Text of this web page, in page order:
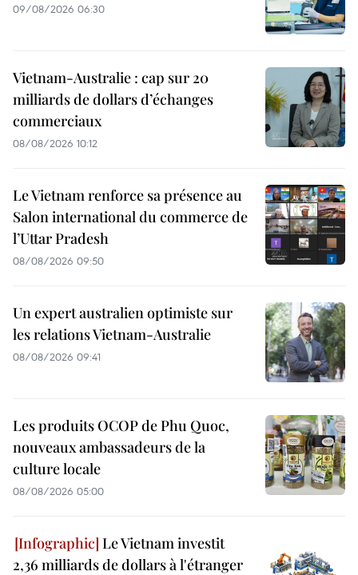
09/08/2026 06:30
Vietnam-Australie : cap sur 20
milliards de dollars d’échanges
commerciaux
08/08/2026 10:12
Le Vietnam renforce sa présence au
Salon international du commerce de
l’Uttar Pradesh
08/08/2026 09:50
Un expert australien optimiste sur
les relations Vietnam-Australie
08/08/2026 09:41
Les produits OCOP de Phu Quoc,
nouveaux ambassadeurs de la
culture locale
08/08/2026 05:00
Le Vietnam investit
2,36 milliards de dollars à l'étranger